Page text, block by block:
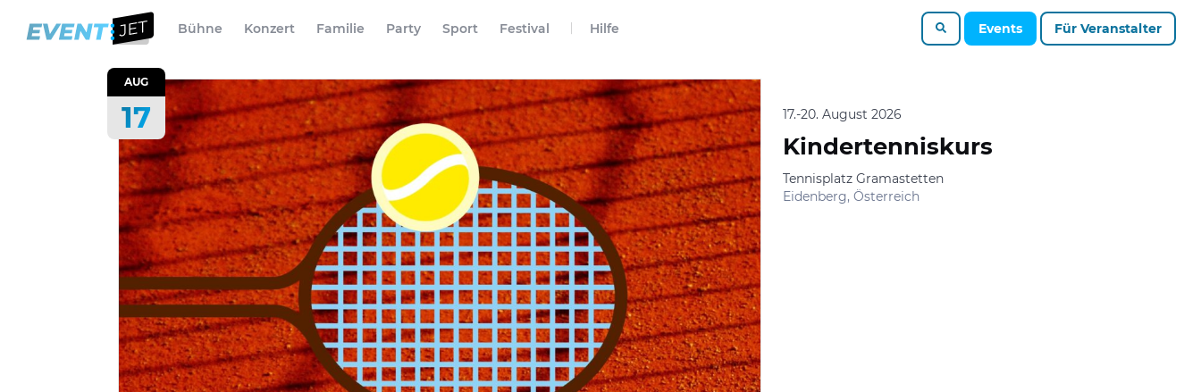
Bühne Konzert Familie Party Sport Festival Hilfe Events Für Veranstalter
AUG
17 17.-20. August 2026
Kindertenniskurs
Tennisplatz Gramastetten
Eidenberg, Österreich